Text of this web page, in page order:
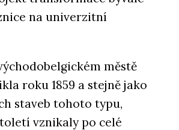
na univerzitní
městě
roku 1859 a stejně jako
staveb tohoto typu,
vznikaly po celé